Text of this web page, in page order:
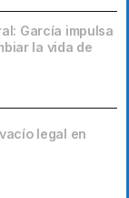
García impulsa
la vida de
legal en